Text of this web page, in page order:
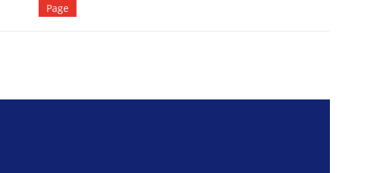
Page